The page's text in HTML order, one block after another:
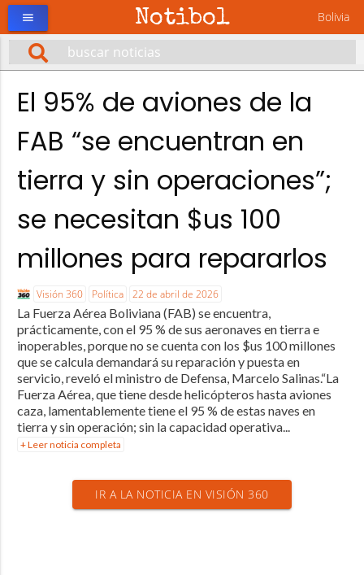
Notibol Bolivia
menu
El 95% de aviones de la
FAB “se encuentran en
tierra y sin operaciones”;
se necesitan $us 100
millones para repararlos
Visión 360 Política 22 de abril de 2026
La Fuerza Aérea Boliviana (FAB) se encuentra,
prácticamente, con el 95 % de sus aeronaves en tierra e
inoperables, porque no se cuenta con los $us 100 millones
que se calcula demandará su reparación y puesta en
servicio, reveló el ministro de Defensa, Marcelo Salinas.“La
Fuerza Aérea, que tiene desde helicópteros hasta aviones
caza, lamentablemente tiene el 95 % de estas naves en
tierra y sin operación; sin la capacidad operativa...
+ Leer noticia completa
IR A LA NOTICIA EN VISIÓN 360